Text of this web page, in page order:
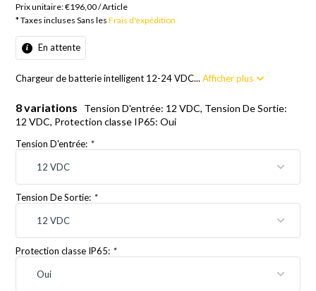
Prix unitaire:€196,00/Article
* Taxes incluses Sans lesFrais d'expédition
En attente
Chargeur de batterie intelligent 12-24 VDC...Afficher plus
8 variations
Tension D'entrée: 12 VDC, Tension De Sortie:
12 VDC, Protection classe IP65: Oui
Tension D'entrée: *
Tension De Sortie: *
Protection classe IP65: *